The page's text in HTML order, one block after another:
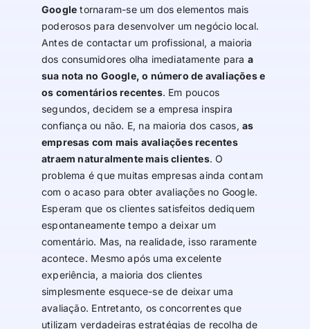
Google tornaram-se um dos elementos mais
poderosos para desenvolver um negócio local.
Antes de contactar um profissional, a maioria
dos consumidores olha imediatamente para a
sua nota no Google, o número de avaliações e
os comentários recentes. Em poucos
segundos, decidem se a empresa inspira
confiança ou não. E, na maioria dos casos,as
empresas com mais avaliações recentes
atraem naturalmente mais clientes. O
problema é que muitas empresas ainda contam
com o acaso para obter avaliações no Google.
Esperam que os clientes satisfeitos dediquem
espontaneamente tempo a deixar um
comentário. Mas, na realidade, isso raramente
acontece. Mesmo após uma excelente
experiência, a maioria dos clientes
simplesmente esquece-se de deixar uma
avaliação. Entretanto, os concorrentes que
utilizam verdadeiras estratégias de recolha de